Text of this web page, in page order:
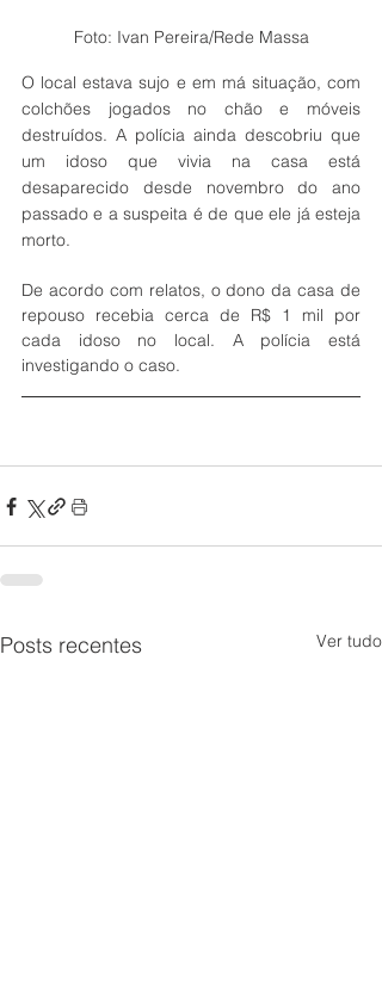
Foto: Ivan Pereira/Rede Massa
O local estava sujo e em má situação, com
colchões jogados no chão e móveis
destruídos. A polícia ainda descobriu que
um idoso que vivia na casa está
desaparecido desde novembro do ano
passado e a suspeita é de que ele já esteja
morto.
De acordo com relatos, o dono da casa de
repouso recebia cerca de R$ 1 mil por
cada idoso no local. A polícia está
investigando o caso.
Posts recentes Ver tudo